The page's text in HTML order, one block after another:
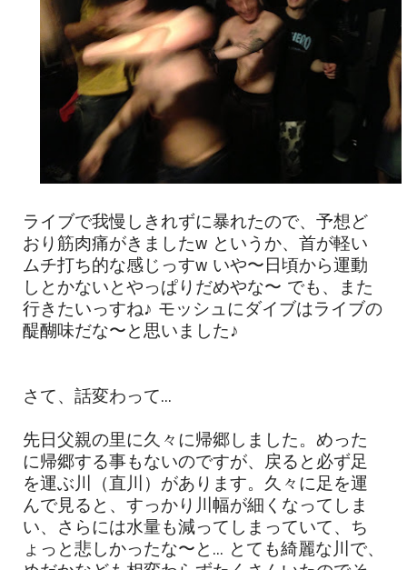
ライブで我慢しきれずに暴れたので、予想ど
おり筋肉痛がきましたw というか、首が軽い
ムチ打ち的な感じっすw いや〜日頃から運動
しとかないとやっぱりだめやな〜 でも、また
行きたいっすね♪ モッシュにダイブはライブの
醍醐味だな〜と思いました♪
さて、話変わって...
先日父親の里に久々に帰郷しました。めった
に帰郷する事もないのですが、戻ると必ず足
を運ぶ川（直川）があります。久々に足を運
んで見ると、すっかり川幅が細くなってしま
い、さらには水量も減ってしまっていて、ち
ょっと悲しかったな〜と... とても綺麗な川で、